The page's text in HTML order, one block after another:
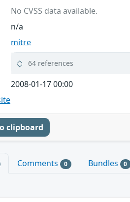
No CVSS data available.
n/a
mitre
64 references
2008-01-17 00:00
clipboard
Comments 0 Bundles 0